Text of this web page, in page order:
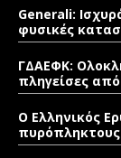
Generali:
φυσικές
ΓΔΑΕΦΚ:
πληγείσες
Ο Ελληνικός
πυρόπληκτους